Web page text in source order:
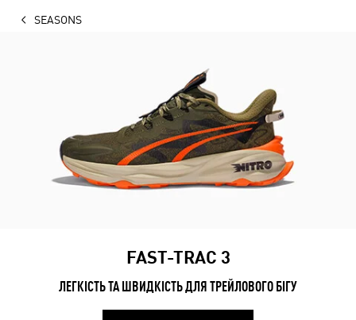
SEASONS
FAST-TRAC 3
ЛЕГКІСТЬ ТА ШВИДКІСТЬ ДЛЯ ТРЕЙЛОВОГО БІГУ